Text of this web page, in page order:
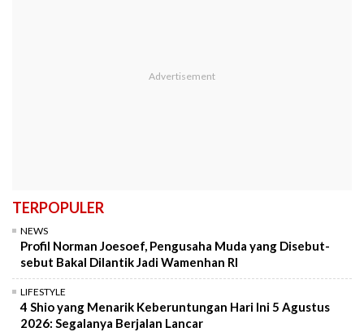
TERPOPULER
NEWS
Profil Norman Joesoef, Pengusaha Muda yang Disebut-
sebut Bakal Dilantik Jadi Wamenhan RI
LIFESTYLE
4 Shio yang Menarik Keberuntungan Hari Ini 5 Agustus
2026: Segalanya Berjalan Lancar